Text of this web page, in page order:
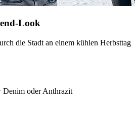
Look
die Stadt an einem kühlen Herbsttag
Denim oder Anthrazit